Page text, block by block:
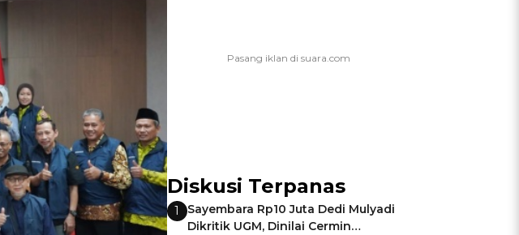
Diskusi Terpanas
1
Sayembara Rp10 Juta Dedi Mulyadi
Dikritik UGM, Dinilai Cermin